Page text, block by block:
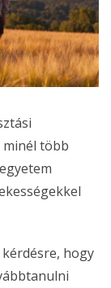
minél több
hogy